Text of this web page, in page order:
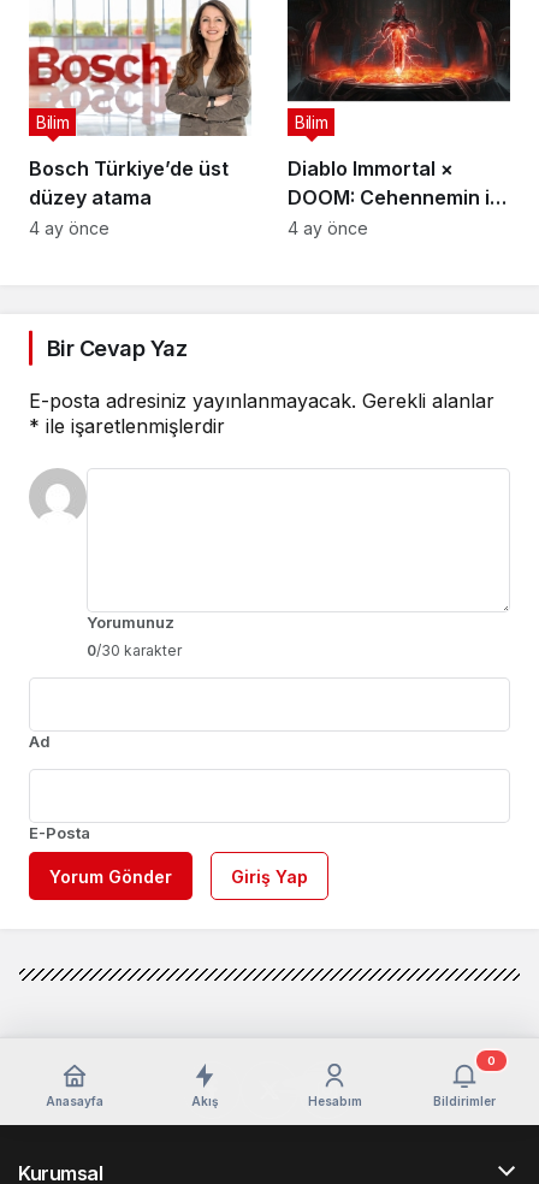
Küresel Oyun
Yarışmasını Başlattı
Anlatıyor
Bosch Türkiye’de üst
düzey atama
Bilim
4 ay önce
Diablo Immortal ×
DOOM: Cehennemin iki
efsanevi vizyonu
Bilim
4 ay önce
Bir Cevap Yaz
E-posta adresiniz yayınlanmayacak. Gerekli alanlar
* ile işaretlenmişlerdir
Yorumunuz
0/30 karakter
Ad
E-Posta
Yorum Gönder Giriş Yap
Anasayfa Akış Hesabım Bildirimler
0
Kurumsal